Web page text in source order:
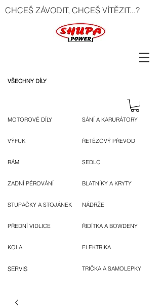
CHCEŠ ZÁVODIT, CHCEŠ VÍTĚZIT...?
VŠECHNY DÍLY
MOTOROVÉ DÍLY
VÝFUK
RÁM
ZADNÍ PÉROVÁNÍ
STUPAČKY A STOJÁNEK
PŘEDNÍ VIDLICE
KOLA
SERVIS
SÁNÍ A KARURÁTORY
ŘETĚZOVÝ PŘEVOD
SEDLO
BLATNÍKY A KRYTY
NÁDRŽE
ŘIDÍTKA A BOWDENY
ELEKTRIKA
TRIČKA A SAMOLEPKY